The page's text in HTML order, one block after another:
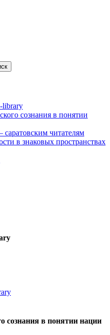
library
сознания в понятии
читателям
в знаковых пространствах
сознания в понятии нации